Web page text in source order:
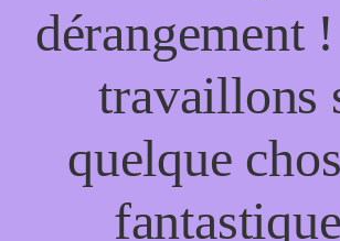
dérangement
travaillons
quelque